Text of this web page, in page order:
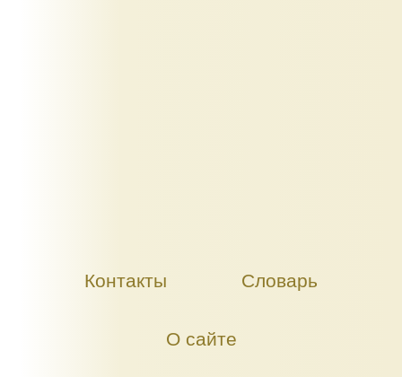
Контакты Словарь
О сайте